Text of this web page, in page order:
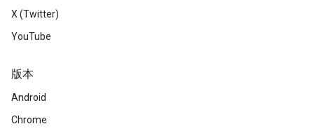
X (Twitter)
YouTube
版本
Android
Chrome